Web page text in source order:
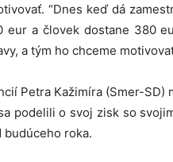
“Dnes keď dá
eur a človek dostane 380
a tým ho chceme
Petra Kažimíra (Smer-
podelili o svoj zisk so
budúceho roka.